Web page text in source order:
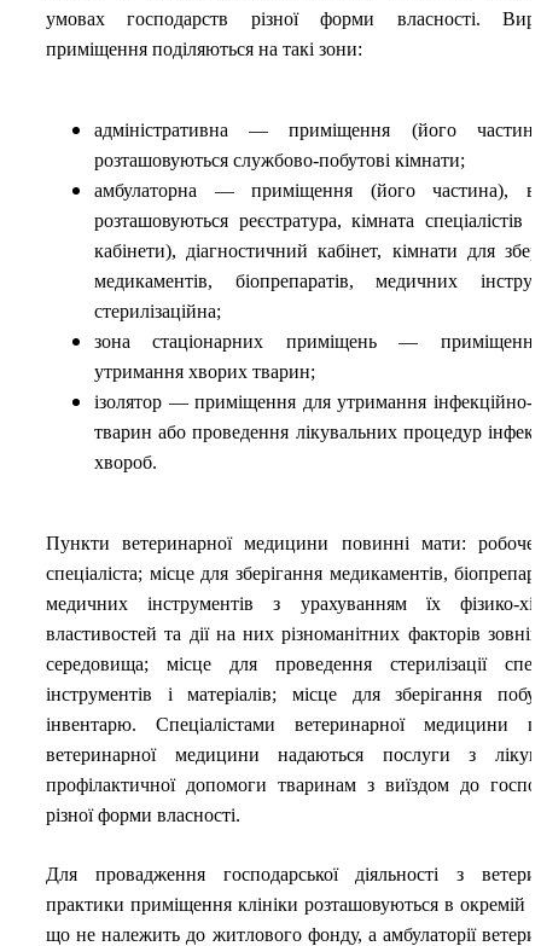
умовах господарств різної форми власності.
приміщення поділяються на такі зони:
адміністративна — приміщення (його
розташовуються службово-побутові кімнати;
амбулаторна — приміщення (його частина),
розташовуються реєстратура, кімната спеціалістів
кабінети), діагностичний кабінет, кімнати для
медикаментів, біопрепаратів, медичних
стерилізаційна;
зона стаціонарних приміщень —
утримання хворих тварин;
ізолятор — приміщення для утримання інфекційно-
тварин або проведення лікувальних процедур
хвороб.
Пункти ветеринарної медицини повинні мати: робоче
спеціаліста; місце для зберігання медикаментів,
медичних інструментів з урахуванням їх фізико-
властивостей та дії на них різноманітних факторів
середовища; місце для проведення стерилізації
інструментів і матеріалів; місце для зберігання
інвентарю. Спеціалістами ветеринарної медицини
ветеринарної медицини надаються послуги з
профілактичної допомоги тваринам з виїздом до
різної форми власності.
Для провадження господарської діяльності з
практики приміщення клініки розташовуються в окремій
що не належить до житлового фонду, а амбулаторії